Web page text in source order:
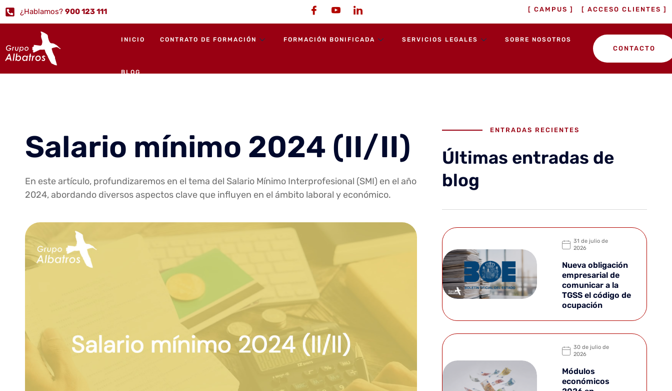
¿Hablamos? 900 123 111 [ CAMPUS ] [ ACCESO CLIENTES ]
INICIO CONTRATO DE FORMACIÓN FORMACIÓN BONIFICADA SERVICIOS LEGALES SOBRE NOSOTROS
BLOG
CONTACTO
Salario mínimo 2024 (II/II)
En este artículo, profundizaremos en el tema del Salario Mínimo Interprofesional (SMI) en el año
2024, abordando diversos aspectos clave que influyen en el ámbito laboral y económico.
ENTRADAS RECIENTES
Últimas entradas de
blog
31 de julio de
2026
Nueva obligación
empresarial de
comunicar a la
TGSS el código de
ocupación
30 de julio de
2026
Módulos
económicos